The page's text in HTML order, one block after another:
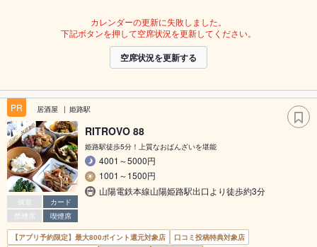
カレンダーの更新に失敗しました。
下記ボタンを押して空席状況を更新してください。
空席状況を更新する
PR 居酒屋 姫路駅
個室
カード
禁煙席
喫煙席
RITROVO 88
姫路駅徒歩5分！上質なおばんざいを堪能
4001～5000円
1001～1500円
山陽電鉄本線山陽姫路駅出口より徒歩約3分
【アプリ予約限定】最大800ポイント還元対象店
口コミ投稿特典対象店